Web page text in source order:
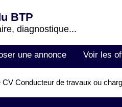
BTP
diagnostique...
une annonce Voir les
CV Conducteur de travaux ou